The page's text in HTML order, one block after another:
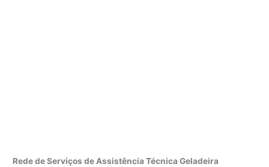
Rede de Serviços de Assistência Técnica Geladeira